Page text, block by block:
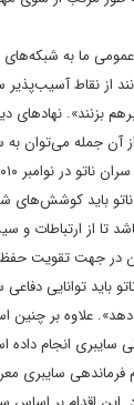
عمومى مابه شبکه‌هاى
از نقاطآسيب‌پذير
بزنند».
آن جمله می‌توان
باید کوشش‌های
تا از ارتباطات
در جهت تقویت
باید توانایی
دهد». علاوه بر چنین
سایبری انجام